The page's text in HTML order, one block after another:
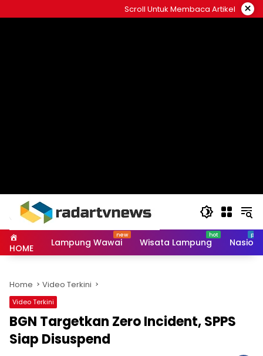
to
Scroll Untuk Membaca Artikel ×
HOME Lampung Wawai Wisata Lampung
Home Video Terkini
Video Terkini
BGN Targetkan Zero Incident, SPPS
Siap Disuspend